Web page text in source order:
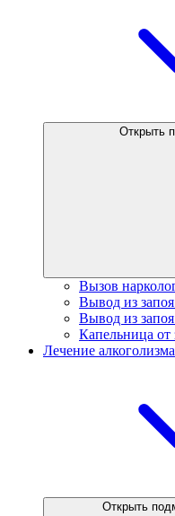
Открыть
Вызов
Вывод из
Вывод из
Капельница от
Лечение алкоголизма
Открыть